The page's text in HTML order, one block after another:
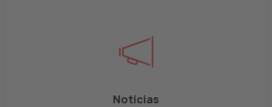
Noticias